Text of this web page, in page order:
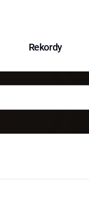
Rekordy